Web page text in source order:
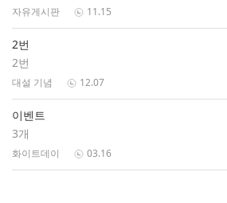
자유게시판 11.15
2번
2번
대설 기념 12.07
이벤트
3개
화이트데이 03.16